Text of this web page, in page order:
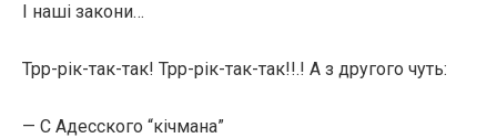
І наші закони…
Трр-рік-так-так! Трр-рік-так-так!!.! А з другого чуть:
— С Адесского “кічмана”